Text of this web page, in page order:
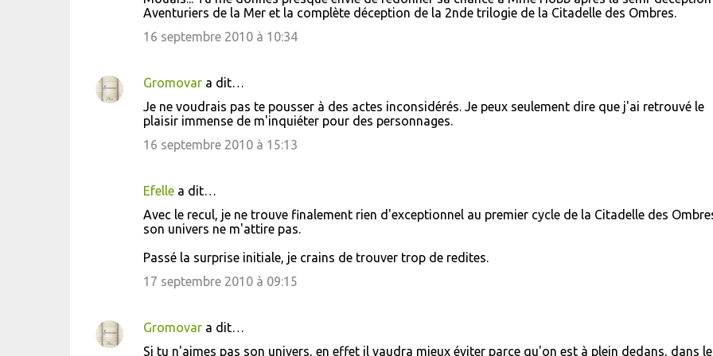
Aventuriers de la Mer et la complète déception de la 2nde trilogie de la Citadelle des Ombres.
16 septembre 2010 à 10:34
Gromovara dit…
Je ne voudrais pas te pousser à des actes inconsidérés. Je peux seulement dire que j'ai retrouvé le
plaisir immense de m'inquiéter pour des personnages.
16 septembre 2010 à 15:13
Efellea dit…
Avec le recul, je ne trouve finalement rien d'exceptionnel au premier cycle de la Citadelle des
son univers ne m'attire pas.
Passé la surprise initiale, je crains de trouver trop de redites.
17 septembre 2010 à 09:15
Gromovara dit…
Si tu n'aimes pas son univers, en effet il vaudra mieux éviter parce qu'on est à plein dedans, dans le